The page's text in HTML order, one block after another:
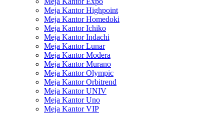
Meja Kantor Highpoint
Meja Kantor Homedoki
Meja Kantor Ichiko
Meja Kantor Indachi
Meja Kantor Lunar
Meja Kantor Modera
Meja Kantor Murano
Meja Kantor Olympic
Meja Kantor Orbitrend
Meja Kantor UNIV
Meja Kantor Uno
Meja Kantor VIP